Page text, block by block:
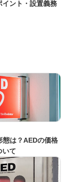
イント・設置義務
態は？AEDの価格
いて